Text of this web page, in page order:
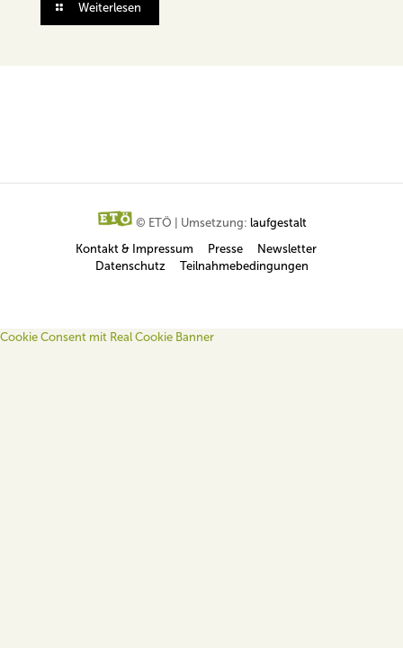
Weiterlesen
© ETÖ | Umsetzung: laufgestalt
Kontakt & Impressum
Presse
Newsletter
Datenschutz
Teilnahmebedingungen
Cookie Consent mit Real Cookie Banner